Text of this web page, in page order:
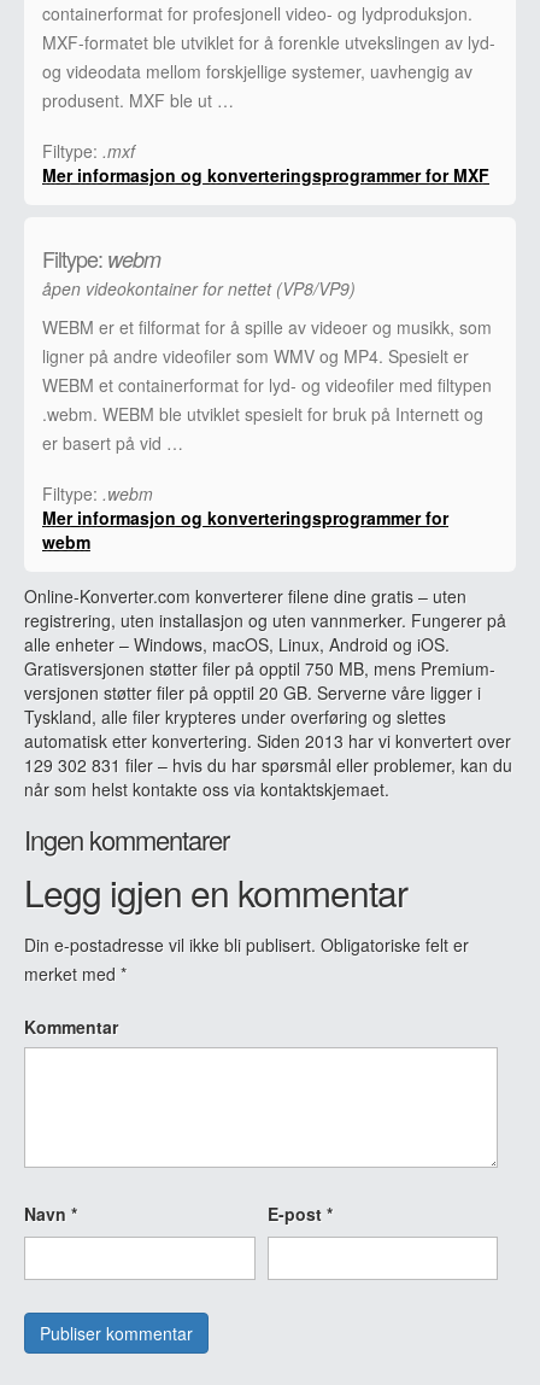
containerformat for profesjonell video- og lydproduksjon.
MXF-formatet ble utviklet for å forenkle utvekslingen av lyd-
og videodata mellom forskjellige systemer, uavhengig av
produsent. MXF ble ut …
Filtype: .mxf
Mer informasjon og konverteringsprogrammer for MXF
Filtype: webm
åpen videokontainer for nettet (VP8/VP9)
WEBM er et filformat for å spille av videoer og musikk, som
ligner på andre videofiler som WMV og MP4. Spesielt er
WEBM et containerformat for lyd- og videofiler med filtypen
.webm. WEBM ble utviklet spesielt for bruk på Internett og
er basert på vid …
Filtype: .webm
Mer informasjon og konverteringsprogrammer for
webm
Online-Konverter.com konverterer filene dine gratis – uten
registrering, uten installasjon og uten vannmerker. Fungerer på
alle enheter – Windows, macOS, Linux, Android og iOS.
Gratisversjonen støtter filer på opptil 750 MB, mens Premium-
versjonen støtter filer på opptil 20 GB. Serverne våre ligger i
Tyskland, alle filer krypteres under overføring og slettes
automatisk etter konvertering. Siden 2013 har vi konvertert over
129 302 831 filer – hvis du har spørsmål eller problemer, kan du
når som helst kontakte oss via kontaktskjemaet.
Ingen kommentarer
Legg igjen en kommentar
Din e-postadresse vil ikke bli publisert. Obligatoriske felt er
merket med *
Kommentar
Navn * E-post *